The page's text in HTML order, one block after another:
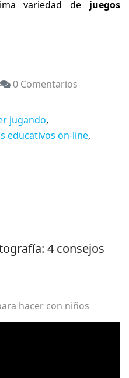
variedad de juegos
0 Comentarios
jugando
educativos on-line
4 consejos
hacer con niños